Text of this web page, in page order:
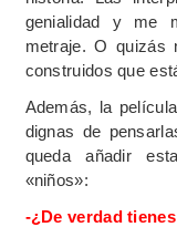
genialidad y me
metraje. O
construidos que
Además, la
dignas de
queda añadir
«niños»:
-¿De verdad